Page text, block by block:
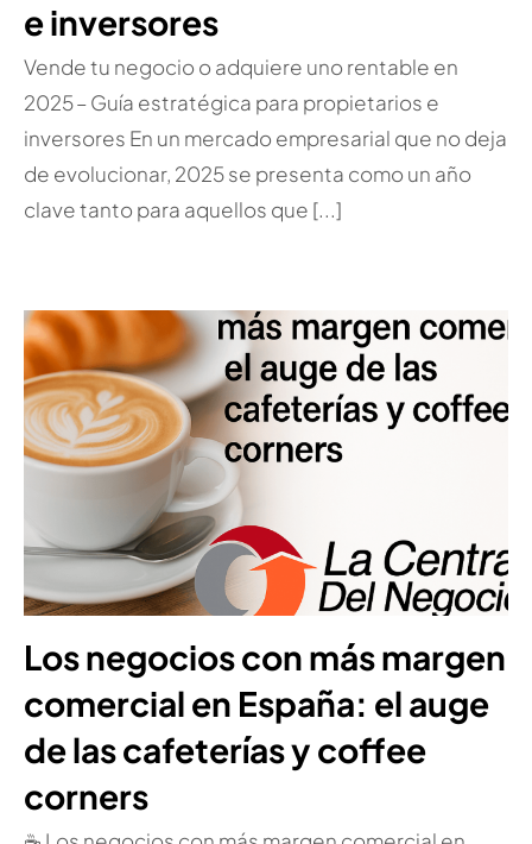
e inversores
Vende tu negocio o adquiere uno rentable en
2025 – Guía estratégica para propietarios e
inversores En un mercado empresarial que no deja
de evolucionar, 2025 se presenta como un año
clave tanto para aquellos que [...]
Los negocios con más margen
comercial en España: el auge
de las cafeterías y coffee
corners